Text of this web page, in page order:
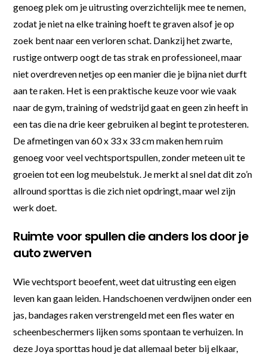
genoeg plek om je uitrusting overzichtelijk mee te nemen,
zodat je niet na elke training hoeft te graven alsof je op
zoek bent naar een verloren schat. Dankzij het zwarte,
rustige ontwerp oogt de tas strak en professioneel, maar
niet overdreven netjes op een manier die je bijna niet durft
aan te raken. Het is een praktische keuze voor wie vaak
naar de gym, training of wedstrijd gaat en geen zin heeft in
een tas die na drie keer gebruiken al begint te protesteren.
De afmetingen van 60 x 33 x 33 cm maken hem ruim
genoeg voor veel vechtsportspullen, zonder meteen uit te
groeien tot een log meubelstuk. Je merkt al snel dat dit zo’n
allround sporttas is die zich niet opdringt, maar wel zijn
werk doet.
Ruimte voor spullen die anders los door je
auto zwerven
Wie vechtsport beoefent, weet dat uitrusting een eigen
leven kan gaan leiden. Handschoenen verdwijnen onder een
jas, bandages raken verstrengeld met een fles water en
scheenbeschermers lijken soms spontaan te verhuizen. In
deze Joya sporttas houd je dat allemaal beter bij elkaar,